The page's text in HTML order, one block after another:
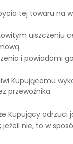
tej towaru na
uiszczeniu
i powiadomi
Kupującemu
przewoźnika.
odrzuci
nie, to w